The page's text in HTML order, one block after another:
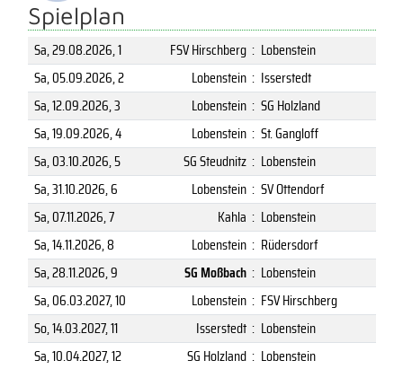
Spielplan
Sa, 29.08.2026, 1 FSV Hirschberg : Lobenstein
Sa, 05.09.2026, 2 Lobenstein : Isserstedt
Sa, 12.09.2026, 3 Lobenstein : SG Holzland
Sa, 19.09.2026, 4 Lobenstein : St. Gangloff
Sa, 03.10.2026, 5 SG Steudnitz : Lobenstein
Sa, 31.10.2026, 6 Lobenstein : SV Ottendorf
Sa, 07.11.2026, 7 Kahla : Lobenstein
Sa, 14.11.2026, 8 Lobenstein : Rüdersdorf
Sa, 28.11.2026, 9 SG Moßbach : Lobenstein
Sa, 06.03.2027, 10 Lobenstein : FSV Hirschberg
So, 14.03.2027, 11 Isserstedt : Lobenstein
Sa, 10.04.2027, 12 SG Holzland : Lobenstein